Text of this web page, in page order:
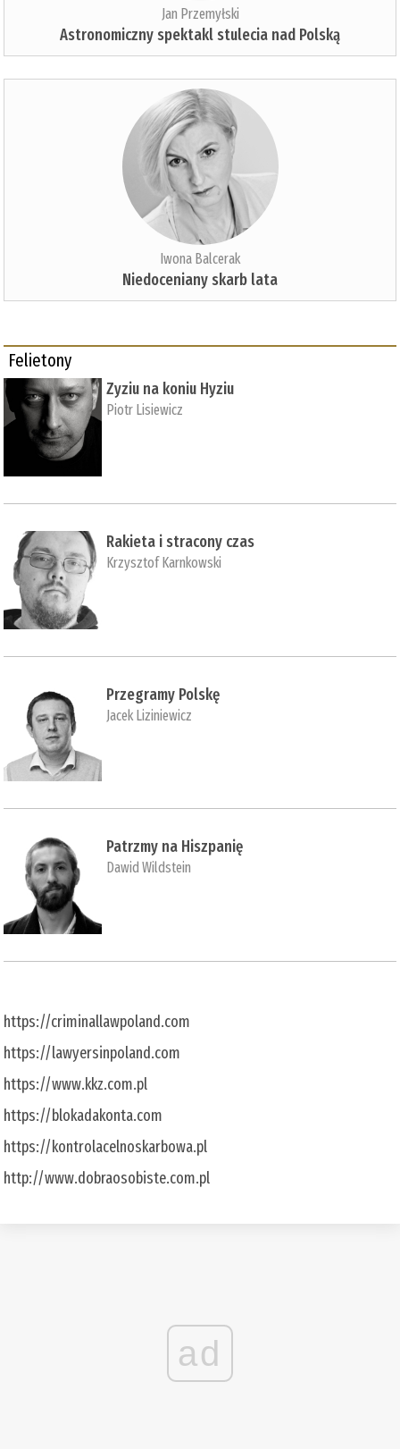
Jan Przemyłski
Astronomiczny spektakl stulecia nad Polską
Iwona Balcerak
Niedoceniany skarb lata
Felietony
Zyziu na koniu Hyziu
Piotr Lisiewicz
Rakieta i stracony czas
Krzysztof Karnkowski
Przegramy Polskę
Jacek Liziniewicz
Patrzmy na Hiszpanię
Dawid Wildstein
https://criminallawpoland.com
https://lawyersinpoland.com
https://www.kkz.com.pl
https://blokadakonta.com
https://kontrolacelnoskarbowa.pl
http://www.dobraosobiste.com.pl
ad